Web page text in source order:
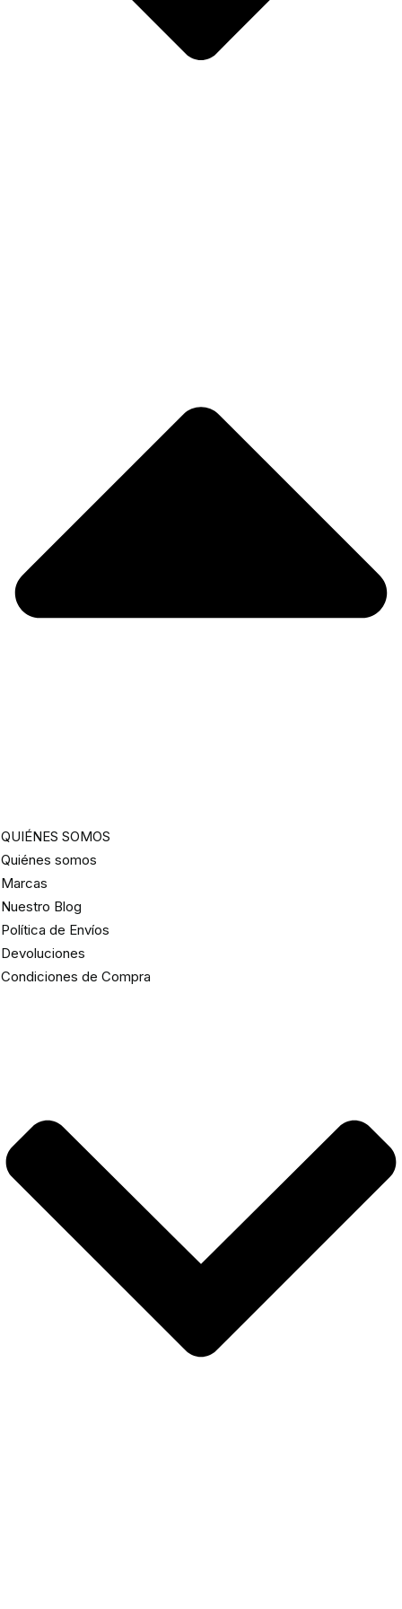
QUIÉNES SOMOS
Quiénes somos
Marcas
Nuestro Blog
Política de Envíos
Devoluciones
Condiciones de Compra